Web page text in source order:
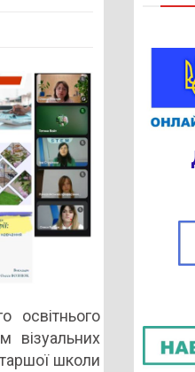
освітнього
візуальних
школи